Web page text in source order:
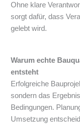
Ohne klare
sorgt dafür, dass
gelebt wird.
Warum echte
entsteht
Erfolgreiche
sondern das
Bedingungen.
Umsetzung